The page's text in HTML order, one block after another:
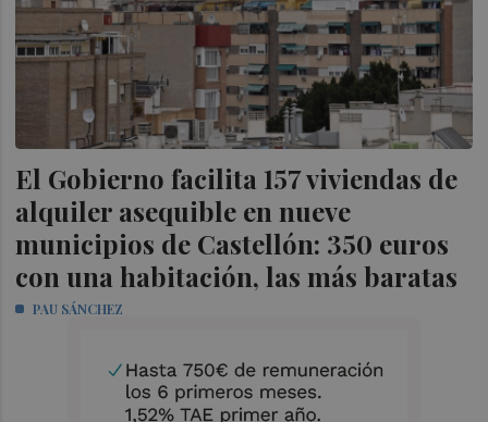
El Gobierno facilita 157 viviendas de
alquiler asequible en nueve
municipios de Castellón: 350 euros
con una habitación, las más baratas
PAU SÁNCHEZ